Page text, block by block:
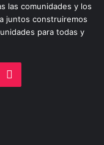
las comunidades y los
juntos construiremos
para todas y